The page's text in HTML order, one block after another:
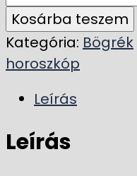
Kosárba teszem
Kategória: Bögrék
horoszkóp
Leírás
Leírás